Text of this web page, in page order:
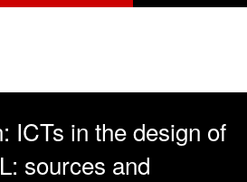
ICTs in the design of
sources and